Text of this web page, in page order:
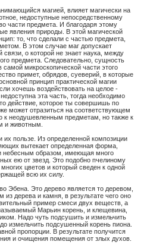
магией, влияет магически на
недоступные непосредственному
части предмета. И благодаря этому
явления природы. В этой магической
то, что сделали с частью предмета,
В этом случае маг допускает
связи, о которой не знает наука, между
предмета. Следовательно, сущность
микроскопической части этого
примет, обрядов, суеверий, в которые
принцип практической магии
хочешь воздействовать на целое -
эта часть, тогда необходимо
действие, которое ты совершишь по
может отразиться на соответствующем
к неодушевленным предметам, но также к
и животным.
пользе. Из определенной композиции
вытекает определенная форма,
небесным образом, имеющая много
ею от звезд. Это подобно пчелиному
цветов и который сведен к одной
всю их силу.
Эбена. Это дерево является то деревом,
дерева и камня, в результате чего оно
пример смеси двух веществ, а
Марьин корень, и клещевина,
Надо чуть подсушить и измельчить
измельчить подсушенный корень пиона.
пропорции. В результате получится
и очищения помещения от злых духов.